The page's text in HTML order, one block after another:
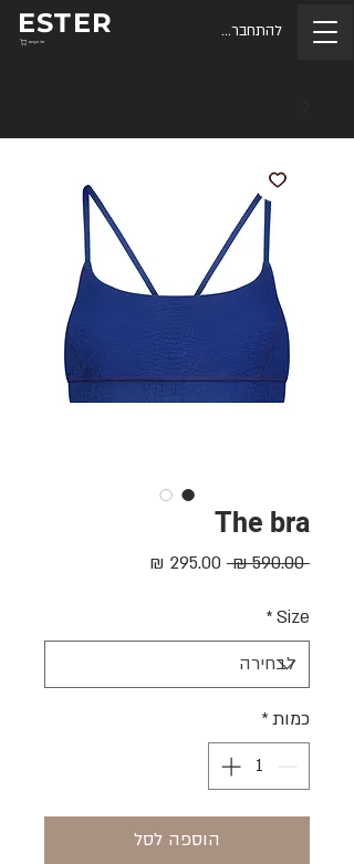
ESTER
סל הקניות
להתחברות
The bra
‏590.00 ‏₪
מחיר
Size
*
כמות*
הוספה לסל